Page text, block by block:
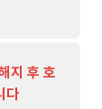
지 후 호
다